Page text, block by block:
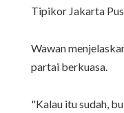
Tipikor Jakarta
Wawan
partai berkuasa.
"Kalau itu sudah,